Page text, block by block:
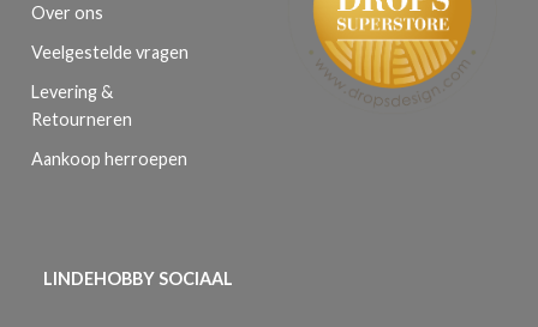
Over ons
Veelgestelde vragen
Levering &
Retourneren
Aankoop herroepen
LINDEHOBBY SOCIAAL